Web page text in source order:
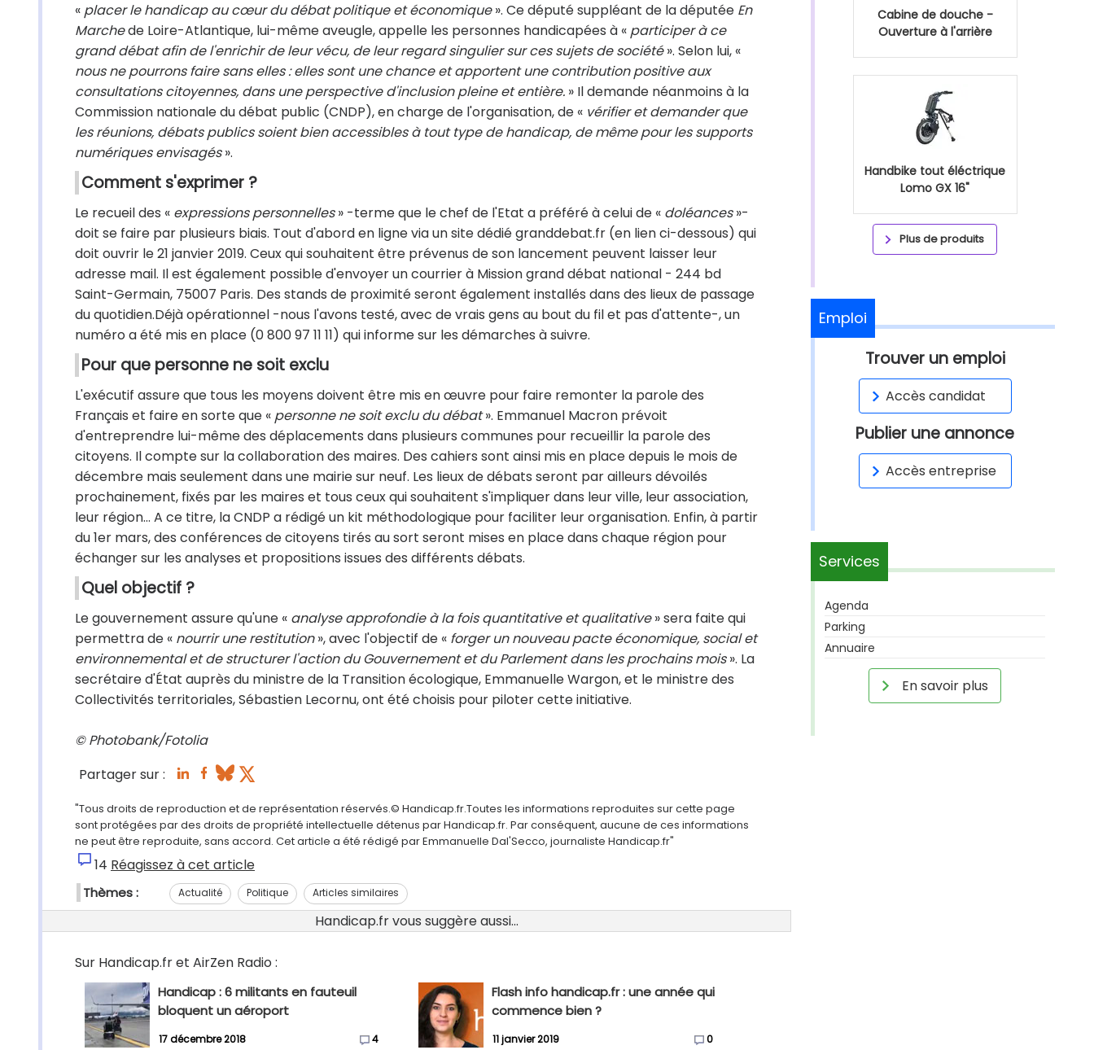
« placer le handicap au cœur du débat politique et économique». Ce député suppléant de la députée En
Marchede Loire-Atlantique, lui-même aveugle, appelle les personnes handicapées à « participer à ce
grand débat afin de l'enrichir de leur vécu, de leur regard singulier sur ces sujets de société». Selon lui, «
nous ne pourrons faire sans elles : elles sont une chance et apportent une contribution positive aux
consultations citoyennes, dans une perspective d'inclusion pleine et entière. » Il demande néanmoins à la
Commission nationale du débat public (CNDP), en charge de l'organisation, de « vérifier et demander que
les réunions, débats publics soient bien accessibles à tout type de handicap, de même pour les supports
numériques envisagés».
Comment s'exprimer ?
Le recueil des « expressions personnelles» -terme que le chef de l'Etat a préféré à celui de « doléances»-
doit se faire par plusieurs biais. Tout d'abord en ligne via un site dédié granddebat.fr (en lien ci-dessous) qui
doit ouvrir le 21 janvier 2019. Ceux qui souhaitent être prévenus de son lancement peuvent laisser leur
adresse mail. Il est également possible d'envoyer un courrier à Mission grand débat national - 244 bd
Saint-Germain, 75007 Paris. Des stands de proximité seront également installés dans des lieux de passage
du quotidien.Déjà opérationnel -nous l'avons testé, avec de vrais gens au bout du fil et pas d'attente-, un
numéro a été mis en place (0 800 97 11 11) qui informe sur les démarches à suivre.
Pour que personne ne soit exclu
L'exécutif assure que tous les moyens doivent être mis en œuvre pour faire remonter la parole des
Français et faire en sorte que « personne ne soit exclu du débat». Emmanuel Macron prévoit
d'entreprendre lui-même des déplacements dans plusieurs communes pour recueillir la parole des
citoyens. Il compte sur la collaboration des maires. Des cahiers sont ainsi mis en place depuis le mois de
décembre mais seulement dans une mairie sur neuf. Les lieux de débats seront par ailleurs dévoilés
prochainement, fixés par les maires et tous ceux qui souhaitent s'impliquer dans leur ville, leur association,
leur région… A ce titre, la CNDP a rédigé un kit méthodologique pour faciliter leur organisation. Enfin, à partir
du 1er mars, des conférences de citoyens tirés au sort seront mises en place dans chaque région pour
échanger sur les analyses et propositions issues des différents débats.
Quel objectif ?
Le gouvernement assure qu'une « analyse approfondie à la fois quantitative et qualitative» sera faite qui
permettra de « nourrir une restitution», avec l'objectif de « forger un nouveau pacte économique, social et
environnemental et de structurer l'action du Gouvernement et du Parlement dans les prochains mois». La
secrétaire d'État auprès du ministre de la Transition écologique, Emmanuelle Wargon, et le ministre des
Collectivités territoriales, Sébastien Lecornu, ont été choisis pour piloter cette initiative.
© Photobank/Fotolia
Partager sur :
"Tous droits de reproduction et de représentation réservés.© Handicap.fr.Toutes les informations reproduites sur cette page
sont protégées par des droits de propriété intellectuelle détenus par Handicap.fr. Par conséquent, aucune de ces informations
ne peut être reproduite, sans accord. Cet article a été rédigé par Emmanuelle Dal'Secco, journaliste Handicap.fr"
14 Réagissez à cet article
Thèmes : Actualité Politique Articles similaires
Handicap.fr vous suggère aussi...
Sur Handicap.fr et AirZen Radio :
Handicap : 6 militants en fauteuil
bloquent un aéroport
17 décembre 2018 4
Flash info handicap.fr : une année qui
commence bien ?
11 janvier 2019 0
Cabine de douche -
Ouverture à l'arrière
Handbike tout éléctrique
Lomo GX 16"
Plus de produits
Emploi
Trouver un emploi
Accès candidat
Publier une annonce
Accès entreprise
Services
Agenda
Parking
Annuaire
En savoir plus